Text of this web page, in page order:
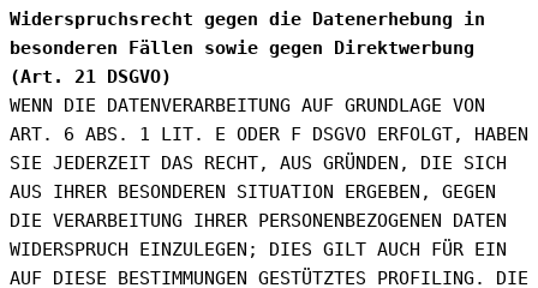
Widerspruchsrecht gegen die Datenerhebung in
besonderen Fällen sowie gegen Direktwerbung
(Art. 21 DSGVO)
WENN DIE DATENVERARBEITUNG AUF GRUNDLAGE VON
ART. 6 ABS. 1 LIT. E ODER F DSGVO ERFOLGT, HABEN
SIE JEDERZEIT DAS RECHT, AUS GRÜNDEN, DIE SICH
AUS IHRER BESONDEREN SITUATION ERGEBEN, GEGEN
DIE VERARBEITUNG IHRER PERSONENBEZOGENEN DATEN
WIDERSPRUCH EINZULEGEN; DIES GILT AUCH FÜR EIN
AUF DIESE BESTIMMUNGEN GESTÜTZTES PROFILING. DIE